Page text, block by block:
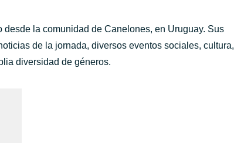
la comunidad de Canelones, en Uruguay. Sus
de la jornada, diversos eventos sociales, cultura,
diversidad de géneros.